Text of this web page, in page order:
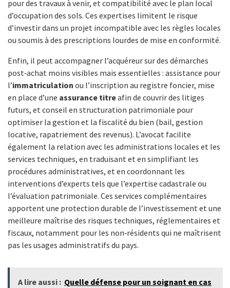
pour des travaux à venir, et compatibilité avec le plan local
d’occupation des sols. Ces expertises limitent le risque
d’investir dans un projet incompatible avec les règles locales
ou soumis à des prescriptions lourdes de mise en conformité.
Enfin, il peut accompagner l’acquéreur sur des démarches
post‑achat moins visibles mais essentielles : assistance pour
l’immatriculation ou l’inscription au registre foncier, mise
en place d’une assurance titreafin de couvrir des litiges
futurs, et conseil en structuration patrimoniale pour
optimiser la gestion et la fiscalité du bien (bail, gestion
locative, rapatriement des revenus). L’avocat facilite
également la relation avec les administrations locales et les
services techniques, en traduisant et en simplifiant les
procédures administratives, et en coordonnant les
interventions d’experts tels que l’expertise cadastrale ou
l’évaluation patrimoniale. Ces services complémentaires
apportent une protection durable de l’investissement et une
meilleure maîtrise des risques techniques, réglementaires et
fiscaux, notamment pour les non‑résidents qui ne maîtrisent
pas les usages administratifs du pays.
A lire aussi : Quelle défense pour un soignant en cas